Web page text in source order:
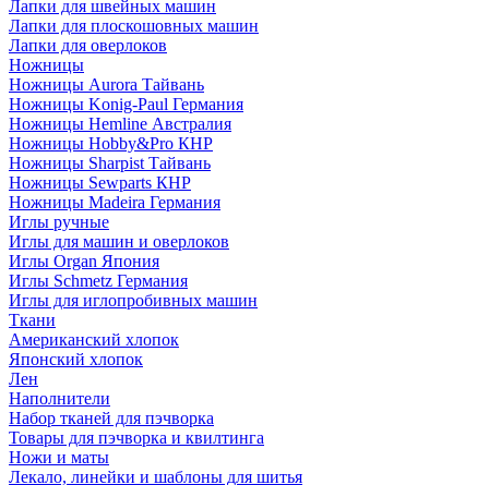
Лапки для швейных машин
Лапки для плоскошовных машин
Лапки для оверлоков
Ножницы
Ножницы Aurora Тайвань
Ножницы Konig-Paul Германия
Ножницы Hemline Австралия
Ножницы Hobby&Pro КНР
Ножницы Sharpist Тайвань
Ножницы Sewparts КНР
Ножницы Madeira Германия
Иглы ручные
Иглы для машин и оверлоков
Иглы Organ Япония
Иглы Schmetz Германия
Иглы для иглопробивных машин
Ткани
Американский хлопок
Японский хлопок
Лен
Наполнители
Набор тканей для пэчворка
Товары для пэчворка и квилтинга
Ножи и маты
Лекало, линейки и шаблоны для шитья